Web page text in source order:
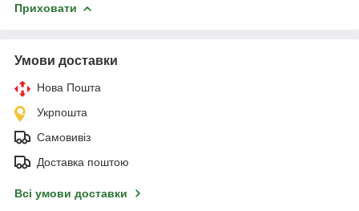
Приховати
Умови доставки
Нова Пошта
Укрпошта
Самовивіз
Доставка поштою
Всі умови доставки